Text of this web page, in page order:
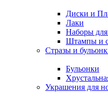
Диски и
Лаки
Наборы
Штампы и
Стразы и
Бульонки
Украшения для